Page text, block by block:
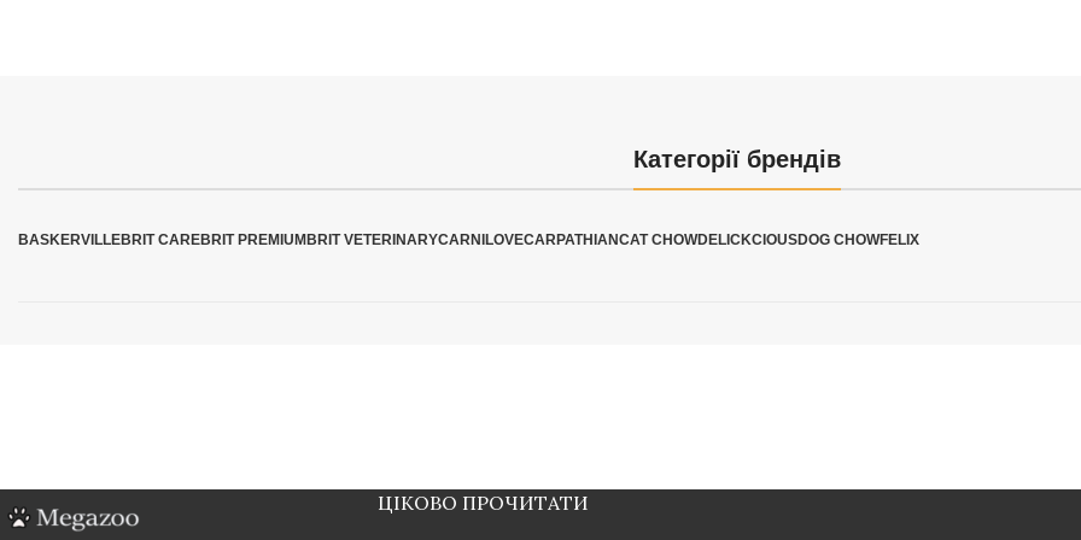
Категорії брендів
BASKERVILLEBRIT CAREBRIT PREMIUM BRIT VETERINARYCARNILOVECARPATHIANCAT CHOWDELICKCIOUSDOG CHOWFELIX
ЦІКОВО ПРОЧИТАТИ